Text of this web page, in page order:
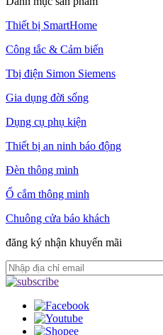
Thiết bị SmartHome
Công tắc & Cảm biến
Tbị điện Simon Siemens
Gia dụng đời sống
Dụng cụ phụ kiện
Thiết bị an ninh báo động
Đèn thông minh
Ổ cắm thông minh
Chuông cửa báo khách
đăng ký nhận khuyến mãi